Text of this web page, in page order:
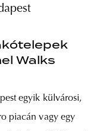
Walks
egyik külvárosi,
piacán vagy egy